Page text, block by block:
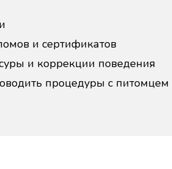
и сертификатов
и коррекции поведения
процедуры с питомцем